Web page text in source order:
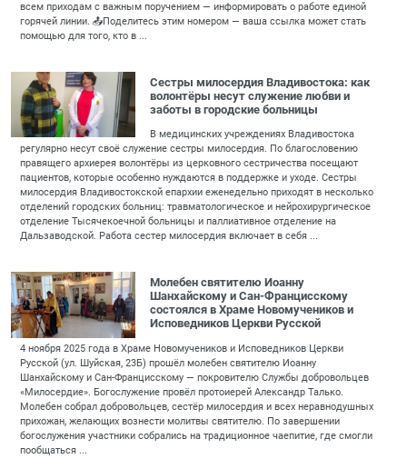
всем приходам с важным поручением — информировать о работе единой
горячей линии. 📤Поделитесь этим номером — ваша ссылка может стать
помощью для того, кто в ...
Сестры милосердия Владивостока: как
волонтёры несут служение любви и
заботы в городские больницы
В медицинских учреждениях Владивостока
регулярно несут своё служение сестры милосердия. По благословению
правящего архиерея волонтёры из церковного сестричества посещают
пациентов, которые особенно нуждаются в поддержке и уходе. Сестры
милосердия Владивостокской епархии еженедельно приходят в несколько
отделений городских больниц: травматологическое и нейрохирургическое
отделение Тысячекоечной больницы и паллиативное отделение на
Дальзаводской. Работа сестер милосердия включает в себя ...
Молебен святителю Иоанну
Шанхайскому и Сан‑Францисскому
состоялся в Храме Новомучеников и
Исповедников Церкви Русской
4 ноября 2025 года в Храме Новомучеников и Исповедников Церкви
Русской (ул. Шуйская, 23Б) прошёл молебен святителю Иоанну
Шанхайскому и Сан‑Францисскому — покровителю Службы добровольцев
«Милосердие». Богослужение провёл протоиерей Александр Талько.
Молебен собрал добровольцев, сестёр милосердия и всех неравнодушных
прихожан, желающих вознести молитвы святителю. По завершении
богослужения участники собрались на традиционное чаепитие, где смогли
пообщаться ...